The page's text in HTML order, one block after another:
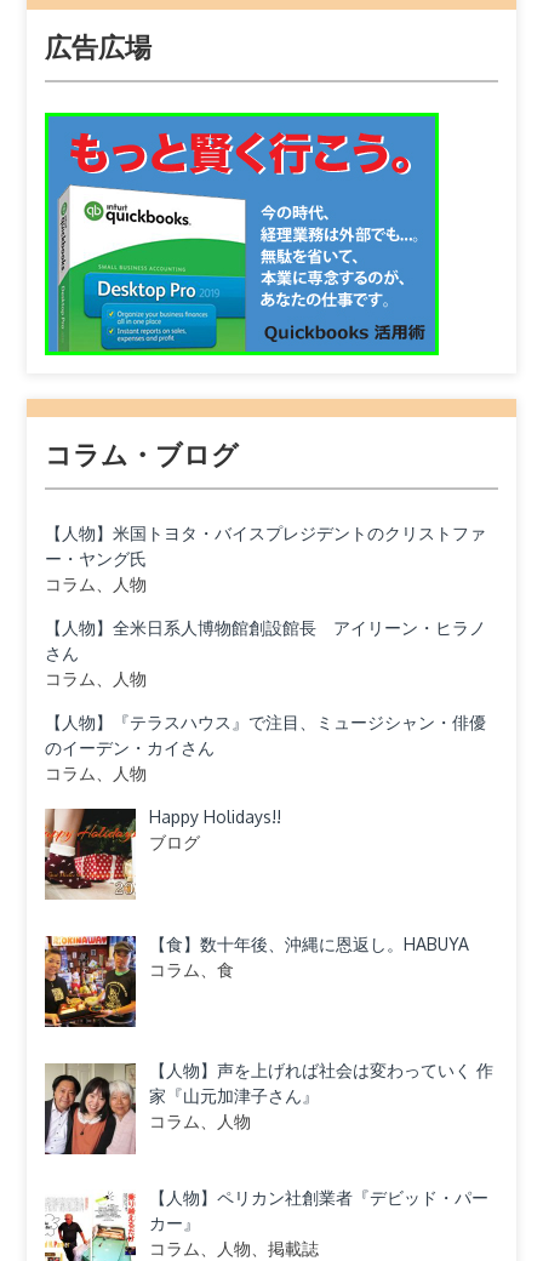
広告広場
コラム・ブログ
【人物】米国トヨタ・バイスプレジデントのクリストファ
ー・ヤング氏
コラム、人物
【人物】全米日系人博物館創設館長 アイリーン・ヒラノ
さん
コラム、人物
【人物】『テラスハウス』で注目、ミュージシャン・俳優
のイーデン・カイさん
コラム、人物
Happy Holidays!!
ブログ
【食】数十年後、沖縄に恩返し。HABUYA
コラム、食
【人物】声を上げれば社会は変わっていく 作
家『山元加津子さん』
コラム、人物
【人物】ペリカン社創業者『デビッド・パー
カー』
コラム、人物、掲載誌